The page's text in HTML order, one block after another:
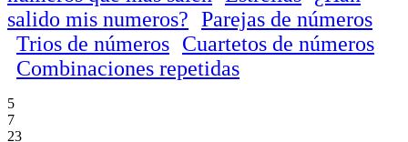
salido mis numeros? Parejas de números
Trios de números Cuartetos de números
Combinaciones repetidas
5
7
23